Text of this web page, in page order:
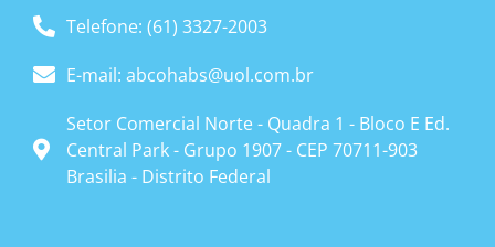
Telefone: (61) 3327-2003
E-mail: abcohabs@uol.com.br
Setor Comercial Norte - Quadra 1 - Bloco E Ed.
Central Park - Grupo 1907 - CEP 70711-903
Brasilia - Distrito Federal